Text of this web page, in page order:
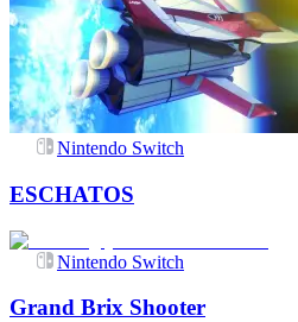
Nintendo Switch
ESCHATOS
Nintendo Switch
Grand Brix Shooter